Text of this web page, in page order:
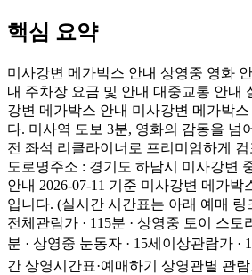
핵심 요약
미사강변 메가박스 안내 상영중 영화
내 주차장 요금 및 안내 대중교통 안내
강변 메가박스 안내 미사강변 메가박
다. 미사역 도보 3분, 영화의 감동을 넘
전 좌석 리클라이너로 프리미엄하게
도로명주소 : 경기도 하남시 미사강변
안내 2026-07-11 기준 미사강변 메가
입니다. (실시간 시간표는 아래 예매 링
전체관람가 · 115분 · 상영중 토이 스토
분 · 상영중 눈동자 · 15세이상관람가 ·
간 상영시간표·예매하기 상영관별 관